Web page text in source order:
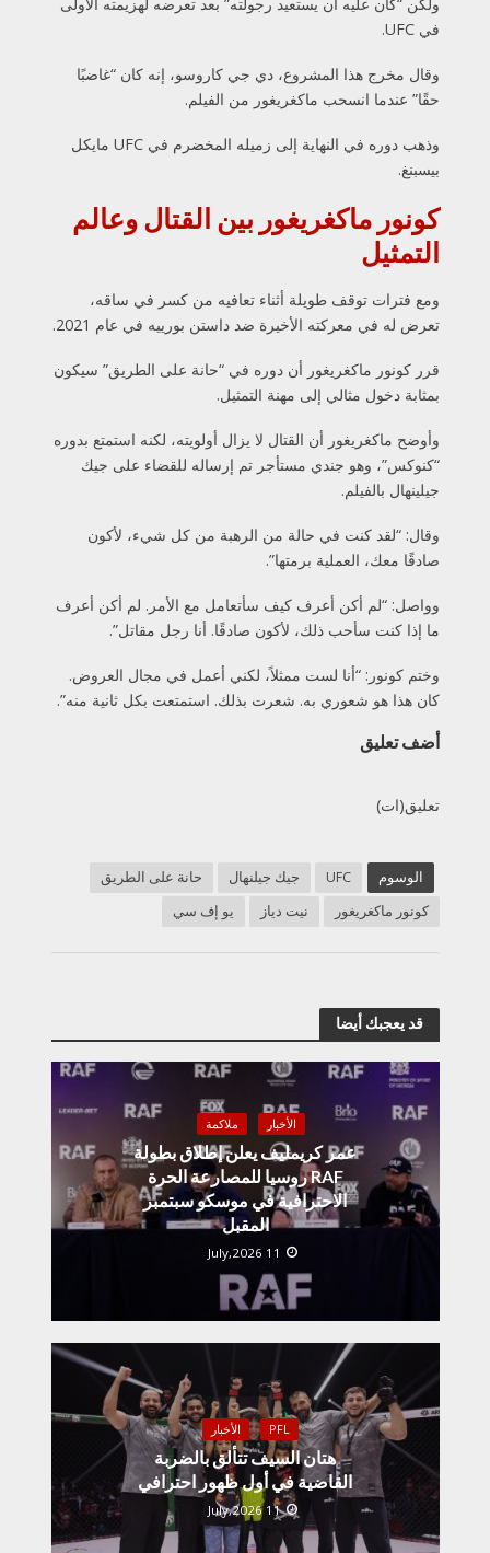
في UFC.
وقال مخرج هذا المشروع، دي جي كاروسو، إنه كان “غاضبًا
حقًا” عندما انسحب ماكغريغور من الفيلم.
وذهب دوره في النهاية إلى زميله المخضرم في UFC مايكل
بيسبنغ.
كونور ماكغريغور بين القتال وعالم
التمثيل
ومع فترات توقف طويلة أثناء تعافيه من كسر في ساقه،
تعرض له في معركته الأخيرة ضد داستن بورييه في عام 2021.
قرر كونور ماكغريغور أن دوره في “حانة على الطريق” سيكون
بمثابة دخول مثالي إلى مهنة التمثيل.
وأوضح ماكغريغور أن القتال لا يزال أولويته، لكنه استمتع بدوره
“كنوكس”، وهو جندي مستأجر تم إرساله للقضاء على جيك
جيلينهال بالفيلم.
وقال: “لقد كنت في حالة من الرهبة من كل شيء، لأكون
صادقًا معك، العملية برمتها”.
وواصل: “لم أكن أعرف كيف سأتعامل مع الأمر. لم أكن أعرف
ما إذا كنت سأحب ذلك، لأكون صادقًا. أنا رجل مقاتل”.
وختم كونور: “أنا لست ممثلاً، لكني أعمل في مجال العروض.
كان هذا هو شعوري به. شعرت بذلك. استمتعت بكل ثانية منه”.
أضف تعليق
تعليق(ات)
الوسوم UFC جيك جيلنهال
حانة على الطريق
كونور ماكغريغور
نيت دياز يو إف سي
قد يعجبك أيضا
الأخبار ملاكمة
عمر كريمليف يعلن إطلاق بطولة
RAF روسيا للمصارعة الحرة
الاحترافية في موسكو سبتمبر
المقبل
11 July,2026
PFL الأخبار
هتان السيف تتألق بالضربة
القاضية في أول ظهور احترافي
11 July,2026